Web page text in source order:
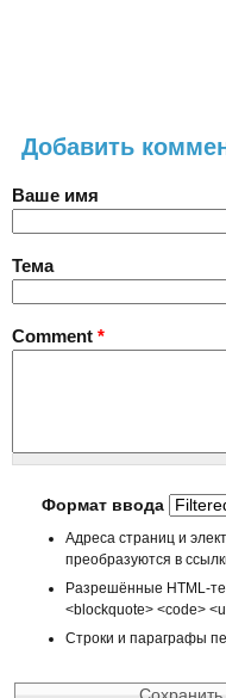
Добавить
Ваше имя
Тема
Comment *
Формат ввода
Адреса страниц и
преобразуются в
Разрешённые HTML-
<blockquote> <code>
Строки и параграфы